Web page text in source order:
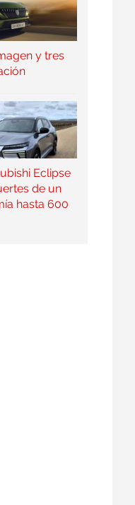
y tres
Eclipse
de un
hasta 600